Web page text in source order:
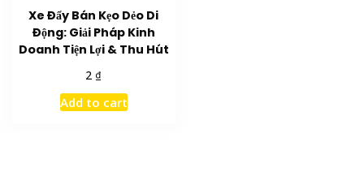
Xe Đẩy Bán Kẹo Dẻo Di
Động: Giải Pháp Kinh
Doanh Tiện Lợi & Thu Hút
2 ₫
Add to cart